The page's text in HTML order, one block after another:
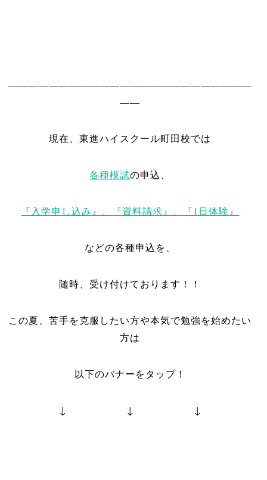
————————————————————————
——
現在、東進ハイスクール町田校では
各種模試の申込、
『入学申し込み』、 『資料請求』、 『1日体験』
などの各種申込を、
随時、受け付けております！！
この夏、苦手を克服したい方や本気で勉強を始めたい
方は
以下のバナーをタップ！
↓ ↓ ↓